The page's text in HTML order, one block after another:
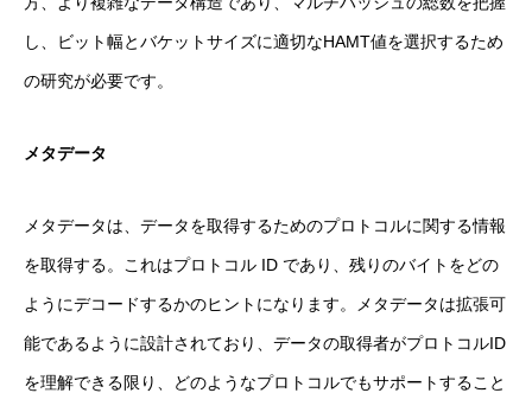
し、ビット幅とバケットサイズに適切なHAMT値を選択するため
の研究が必要です。
メタデータ
メタデータは、データを取得するためのプロトコルに関する情報
を取得する。これはプロトコル ID であり、残りのバイトをどの
ようにデコードするかのヒントになります。メタデータは拡張可
能であるように設計されており、データの取得者がプロトコルID
を理解できる限り、どのようなプロトコルでもサポートすること